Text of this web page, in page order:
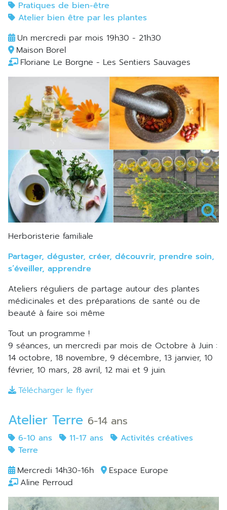
Pratiques de bien-être
Atelier bien être par les plantes
Un mercredi par mois 19h30 - 21h30
Maison Borel
Floriane Le Borgne - Les Sentiers Sauvages
Herboristerie familiale
Partager, déguster, créer, découvrir, prendre soin,
s’éveiller, apprendre
Ateliers réguliers de partage autour des plantes
médicinales et des préparations de santé ou de
beauté à faire soi même
Tout un programme !
9 séances, un mercredi par mois de Octobre à Juin :
14 octobre, 18 novembre, 9 décembre, 13 janvier, 10
février, 10 mars, 28 avril, 12 mai et 9 juin.
Télécharger le flyer
Atelier Terre 6-14 ans
6-10 ans 11-17 ans
Activités créatives
Terre
Mercredi 14h30-16h
Espace Europe
Aline Perroud